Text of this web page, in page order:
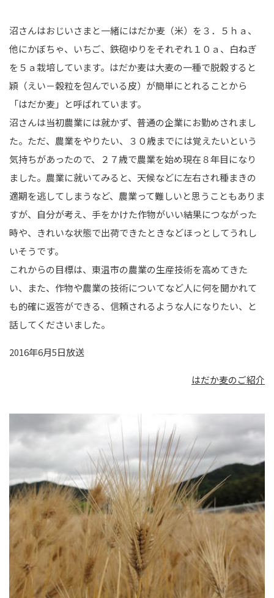
沼さんはおじいさまと一緒にはだか麦（米）を３．５ｈａ、
他にかぼちゃ、いちご、鉄砲ゆりをそれぞれ１０ａ、白ねぎ
を５ａ栽培しています。はだか麦は大麦の一種で脱穀すると
穎（えい－穀粒を包んでいる皮）が簡単にとれることから
「はだか麦」と呼ばれています。
沼さんは当初農業には就かず、普通の企業にお勤めされまし
た。ただ、農業をやりたい、３０歳までには覚えたいという
気持ちがあったので、２７歳で農業を始め現在８年目になり
ました。農業に就いてみると、天候などに左右され種まきの
適期を逃してしまうなど、農業って難しいと思うこともありま
すが、自分が考え、手をかけた作物がいい結果につながった
時や、きれいな状態で出荷できたときなどほっとしてうれし
いそうです。
これからの目標は、東温市の農業の生産技術を高めてきた
い、また、作物や農業の技術についてなど人に何を聞かれて
も的確に返答ができる、信頼されるような人になりたい、と
話してくださいました。
2016年6月5日放送
はだか麦のご紹介